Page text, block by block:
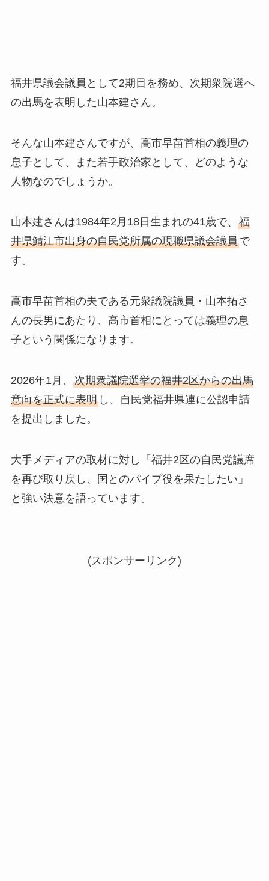
福井県議会議員として2期目を務め、次期衆院選へ
の出馬を表明した山本建さん。
そんな山本建さんですが、高市早苗首相の義理の
息子として、また若手政治家として、どのような
人物なのでしょうか。
山本建さんは1984年2月18日生まれの41歳で、 福
井県鯖江市出身の自民党所属の現職県議会議員で
す。
高市早苗首相の夫である元衆議院議員・山本拓さ
んの長男にあたり、高市首相にとっては義理の息
子という関係になります。
2026年1月、 次期衆議院選挙の福井2区からの出馬
意向を正式に表明し、自民党福井県連に公認申請
を提出しました。
大手メディアの取材に対し「福井2区の自民党議席
を再び取り戻し、国とのパイプ役を果たしたい」
と強い決意を語っています。
(スポンサーリンク)